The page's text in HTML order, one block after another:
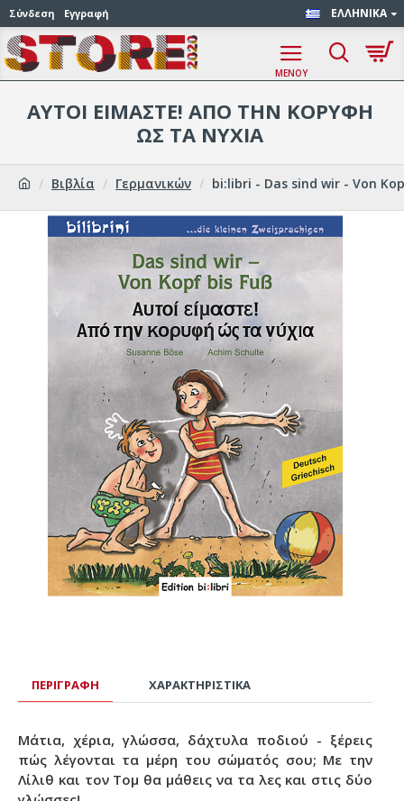
Σύνδεση Εγγραφή ΕΛΛΗΝΙΚΆ
Βιβλία Γερμανικών bi:libri - Das sind wir - Von
ΑΥΤΟΊ ΕΊΜΑΣΤΕ! ΑΠΌ ΤΗΝ ΚΟΡΥΦΉ
ΩΣ ΤΑ ΝΎΧΙΑ
ΠΕΡΙΓΡΑΦΉ ΧΑΡΑΚΤΗΡΙΣΤΙΚΆ
Μάτια, χέρια, γλώσσα, δάχτυλα ποδιού - ξέρεις
πώς λέγονται τα μέρη του σώματός σου; Με την
Λίλιθ και τον Τομ θα μάθεις να τα λες και στις δύο